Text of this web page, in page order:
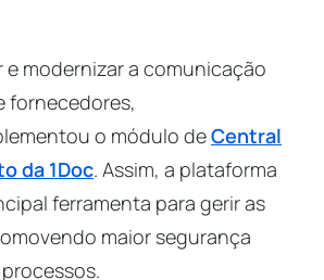
e modernizar a comunicação
fornecedores,
o módulo deCentral
da 1Doc. Assim, a plataforma
ferramenta para gerir as
maior segurança